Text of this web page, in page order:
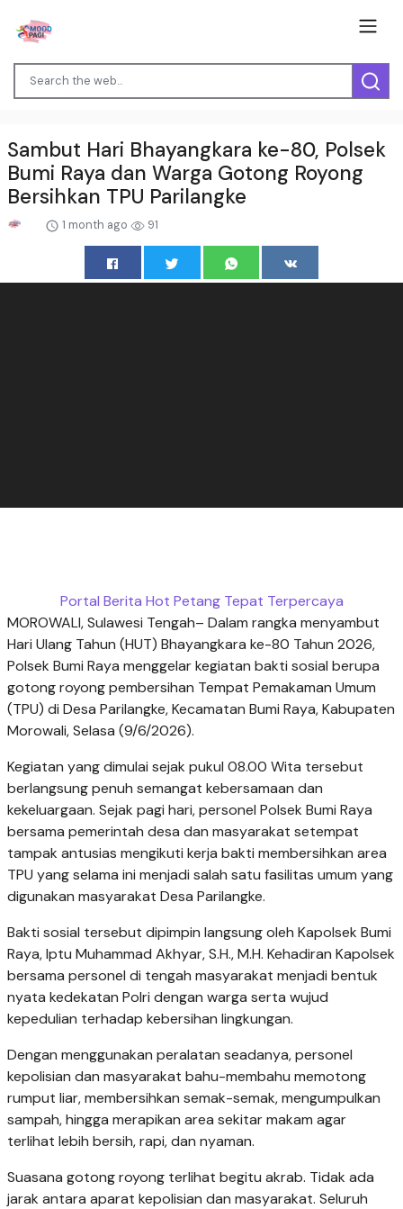
Sambut Hari Bhayangkara ke-80, Polsek
Bumi Raya dan Warga Gotong Royong
Bersihkan TPU Parilangke
1 month ago 91
Portal Berita Hot Petang Tepat Terpercaya
MOROWALI, Sulawesi Tengah– Dalam rangka menyambut
Hari Ulang Tahun (HUT) Bhayangkara ke-80 Tahun 2026,
Polsek Bumi Raya menggelar kegiatan bakti sosial berupa
gotong royong pembersihan Tempat Pemakaman Umum
(TPU) di Desa Parilangke, Kecamatan Bumi Raya, Kabupaten
Morowali, Selasa (9/6/2026).
Kegiatan yang dimulai sejak pukul 08.00 Wita tersebut
berlangsung penuh semangat kebersamaan dan
kekeluargaan. Sejak pagi hari, personel Polsek Bumi Raya
bersama pemerintah desa dan masyarakat setempat
tampak antusias mengikuti kerja bakti membersihkan area
TPU yang selama ini menjadi salah satu fasilitas umum yang
digunakan masyarakat Desa Parilangke.
Bakti sosial tersebut dipimpin langsung oleh Kapolsek Bumi
Raya, Iptu Muhammad Akhyar, S.H., M.H. Kehadiran Kapolsek
bersama personel di tengah masyarakat menjadi bentuk
nyata kedekatan Polri dengan warga serta wujud
kepedulian terhadap kebersihan lingkungan.
Dengan menggunakan peralatan seadanya, personel
kepolisian dan masyarakat bahu-membahu memotong
rumput liar, membersihkan semak-semak, mengumpulkan
sampah, hingga merapikan area sekitar makam agar
terlihat lebih bersih, rapi, dan nyaman.
Suasana gotong royong terlihat begitu akrab. Tidak ada
jarak antara aparat kepolisian dan masyarakat. Seluruh